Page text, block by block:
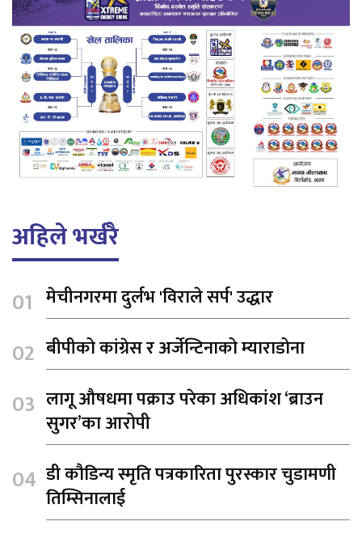
अहिले भर्खरै
मेचीनगरमा दुर्लभ 'विराले सर्प' उद्धार
बीपीको कांग्रेस र अर्जेन्टिनाको म्याराडोना
लागू औषधमा पक्राउ परेका अधिकांश ‘ब्राउन
सुगर’का आरोपी
डी कौडिन्य स्मृति पत्रकारिता पुरस्कार चुडामणी
तिम्सिनालाई